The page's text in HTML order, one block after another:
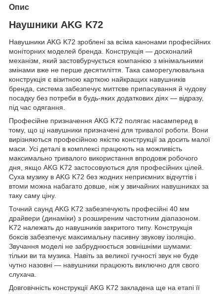
Опис
Наушники AKG K72
Навушники AKG K72 зроблені за всіма канонами професійних
моніторних моделей бренда. Конструкція — досконалий
механізм, який застовбурчується компанією з мінімальними
змінами вже не перше десятиліття. Така саморегулювальна
конструкція є візитною карткою найкращих навушників
бренда, система забезпечує миттєве припасування й чудову
посадку без потреби в будь-яких додаткових діях — відразу,
під час одягання.
Професійне призначення AKG K72 полягає насамперед в
тому, що ці навушники призначені для тривалої роботи. Вони
вирізняються професійною якістю конструкції за досить малої
маси. Усі деталі в комплексі працюють на можливість
максимально тривалого використання впродовж робочого
дня, якщо AKG K72 застосовуються для професійних цілей.
Суха музику в AKG K72 без жодних неприємних відчуттів і
втоми можна набагато довше, ніж у звичайних навушниках за
таку саму ціну.
Точний саунд AKG K72 забезпечують професійні 40 мм
драйвери (динаміки) з розширеним частотним діапазоном.
K72 належать до навушників закритого типу. Конструкція
боксів забезпечує максимальну пасивну звукову ізоляцію.
Звучання моделі не забруднюється зовнішніми шумами:
тільки ви та музика. Навіть за великої гучності звук не буде
чутно назовні — навушники працюють виключно для свого
слухача.
Довговічність конструкції AKG K72 закладена ще на етапі її